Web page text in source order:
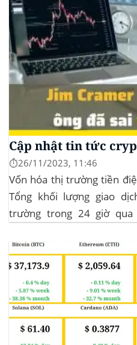
Cập nhật tin tức
⏱️26/11/2023, 11:46
Vốn hóa thị trường tiền
Tổng khối lượng giao
trường trong 24 giờ qua
chiếm 11.77% tổng khối
trong 24 giờ. Khối lượng